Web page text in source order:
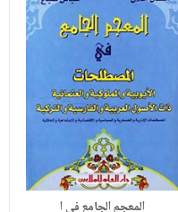
المعجم الجامع في ا